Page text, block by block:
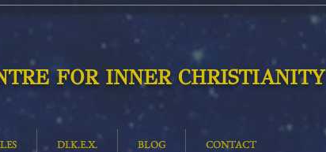
FOR INNER CHRISTIANITY
DI.K.E.X. BLOG CONTACT